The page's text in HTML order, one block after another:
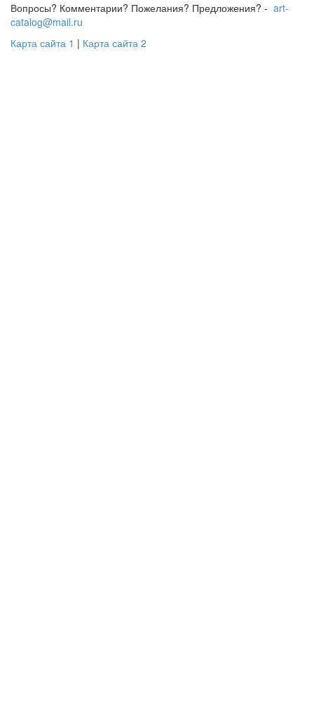
Вопросы? Комментарии? Пожелания? Предложения? - art-
catalog@mail.ru
Карта сайта 1 | Карта сайта 2